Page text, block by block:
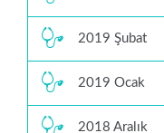
2019 Şubat
2019 Ocak
2018 Aralık